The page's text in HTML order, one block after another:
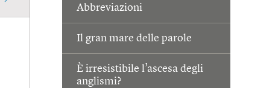
Abbreviazioni
Il gran mare delle parole
È irresistibile l’ascesa degli
anglismi?